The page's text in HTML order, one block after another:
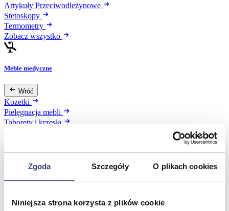
Zgoda Szczegóły O plikach cookies
Niniejsza strona korzysta z plików cookie
Artykuły Przeciwodleżynowe
Stetoskopy
Termometry
Zobacz wszystko
Meble medyczne
Wróć
Kozetki
Pielęgnacja mebli
Taborety i krzesła
Fotele
Zobacz wszystko